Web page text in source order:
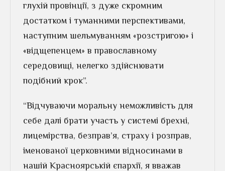
глухій провінції, з дуже скромним
достатком і туманними перспективами,
наступним шельмуванням «розстригою» і
«відщепенцем» в православному
середовищі, нелегко здійснювати
подібний крок”.
“Відчуваючи моральну неможливість для
себе далі брати участь у системі брехні,
лицемірства, безправ’я, страху і розправ,
іменованої церковними відносинами в
нашій Красноярській єпархії, я вважав